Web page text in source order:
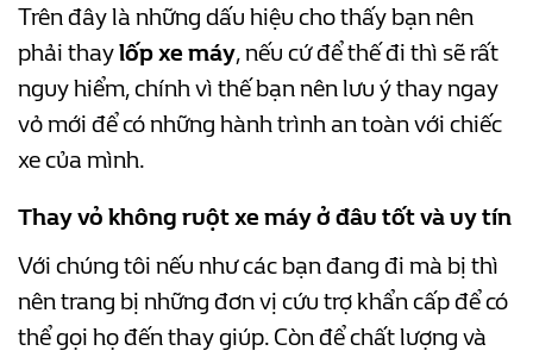
Trên đây là những dấu hiệu cho thấy bạn nên
phải thaylốp xe máy, nếu cứ để thế đi thì sẽ rất
nguy hiểm, chính vì thế bạn nên lưu ý thay ngay
vỏ mới để có những hành trình an toàn với chiếc
xe của mình.
Thay vỏ không ruột xe máy ở đâu tốt và uy tín
Với chúng tôi nếu như các bạn đang đi mà bị thì
nên trang bị những đơn vị cứu trợ khẩn cấp để có
thể gọi họ đến thay giúp. Còn để chất lượng và